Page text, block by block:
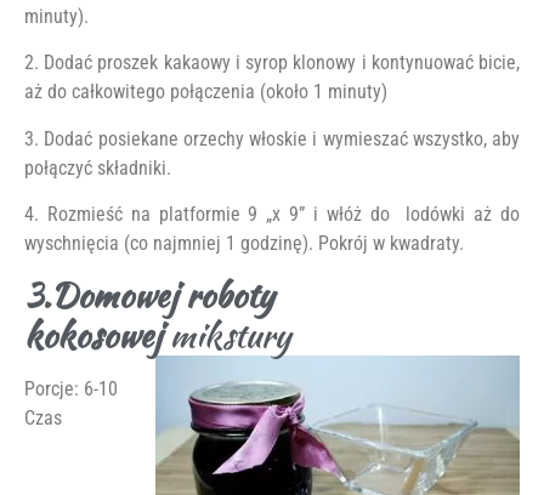
minuty).
2. Dodać proszek kakaowy i syrop klonowy i kontynuować bicie,
aż do całkowitego połączenia (około 1 minuty)
3. Dodać posiekane orzechy włoskie i wymieszać wszystko, aby
połączyć składniki.
4. Rozmieść na platformie 9 „x 9” i włóż do lodówki aż do
wyschnięcia (co najmniej 1 godzinę). Pokrój w kwadraty.
3.Domowej roboty
kokosowejmikstury
Porcje: 6-10
Czas